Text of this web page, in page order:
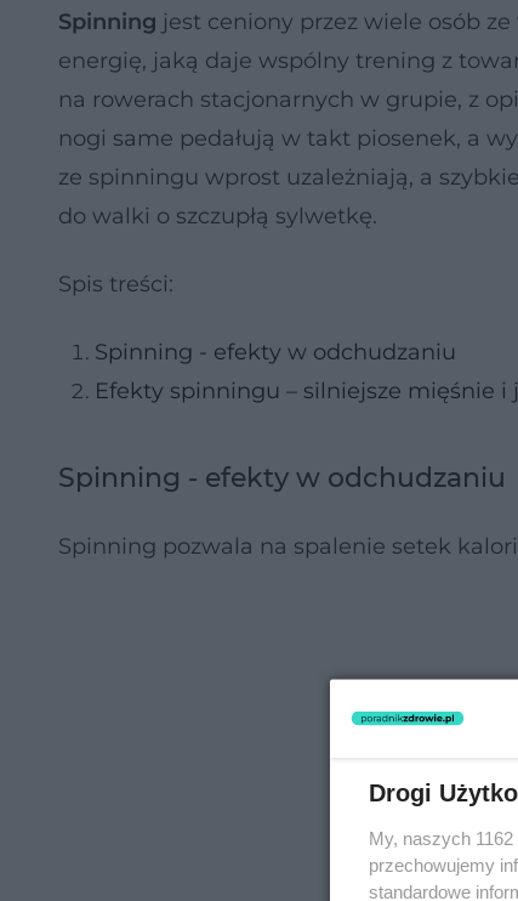
Spinning jest ceniony przez wiele osób
energię, jaką daje wspólny trening z
na rowerach stacjonarnych w grupie, z
nogi same pedałują w takt piosenek, a
ze spinningu wprost uzależniają, a
do walki o szczupłą sylwetkę.
Spis treści:
Spinning - efekty w odchudzaniu
Efekty spinningu – silniejsze mięśnie i
Spinning - efekty w odchudzaniu
Spinning pozwala na spalenie setek
Drogi
My, naszych
przechowujemy
standardowe